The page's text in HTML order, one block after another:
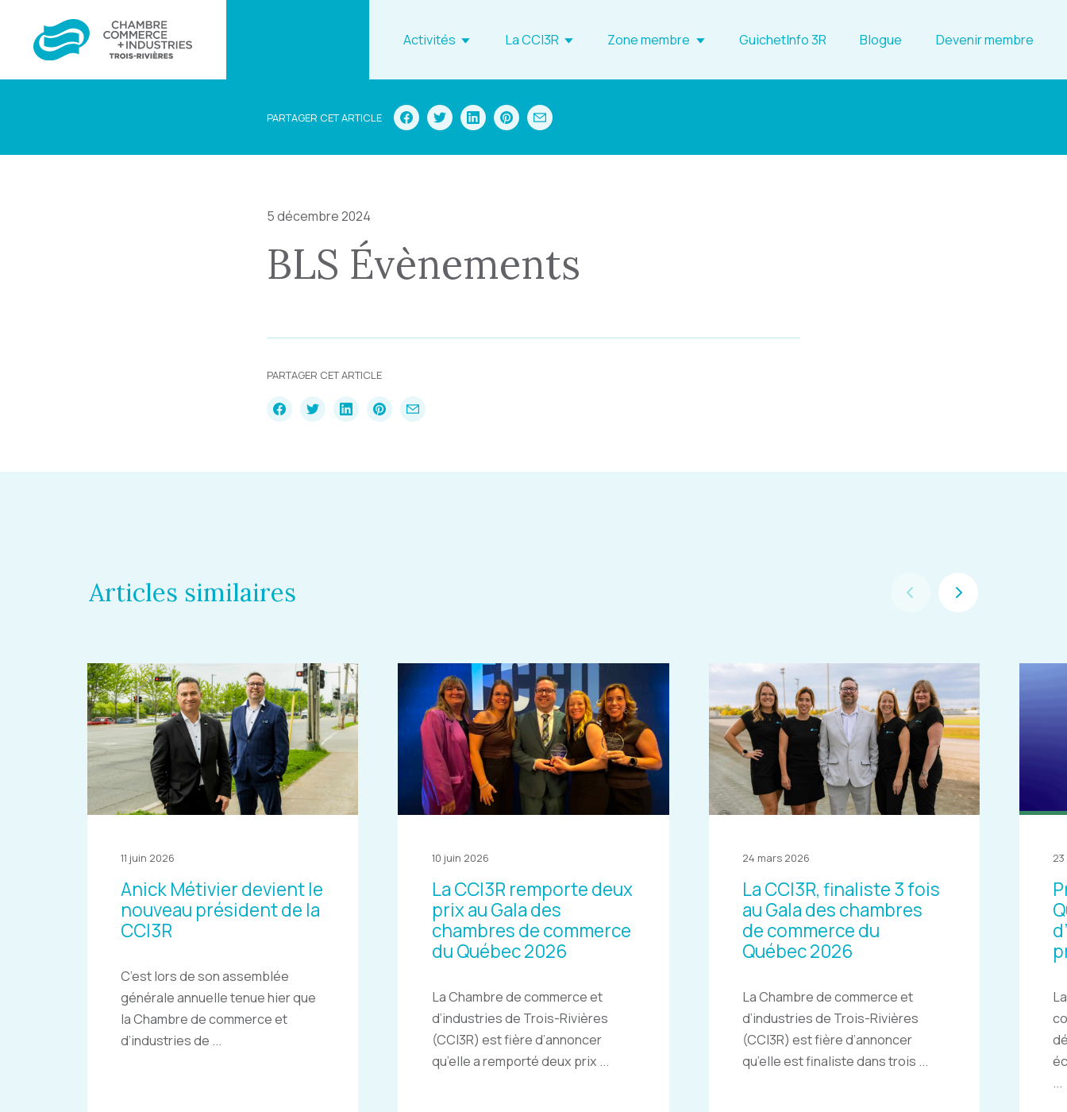
Activités La CCI3R Zone membre GuichetInfo 3R Blogue Devenir membre
PARTAGER CET ARTICLE
5 décembre 2024
BLS Évènements
PARTAGER CET ARTICLE
Articles similaires
11 juin 2026
Anick Métivier devient le
nouveau président de la
CCI3R
C’est lors de son assemblée
générale annuelle tenue hier que
la Chambre de commerce et
d’industries de ...
10 juin 2026
La CCI3R remporte deux
prix au Gala des
chambres de commerce
du Québec 2026
La Chambre de commerce et
d’industries de Trois-Rivières
(CCI3R) est fière d’annoncer
qu’elle a remporté deux prix ...
24 mars 2026
La CCI3R, finaliste 3 fois
au Gala des chambres
de commerce du
Québec 2026
La Chambre de commerce et
d’industries de Trois-Rivières
(CCI3R) est fière d’annoncer
qu’elle est finaliste dans trois ...
...